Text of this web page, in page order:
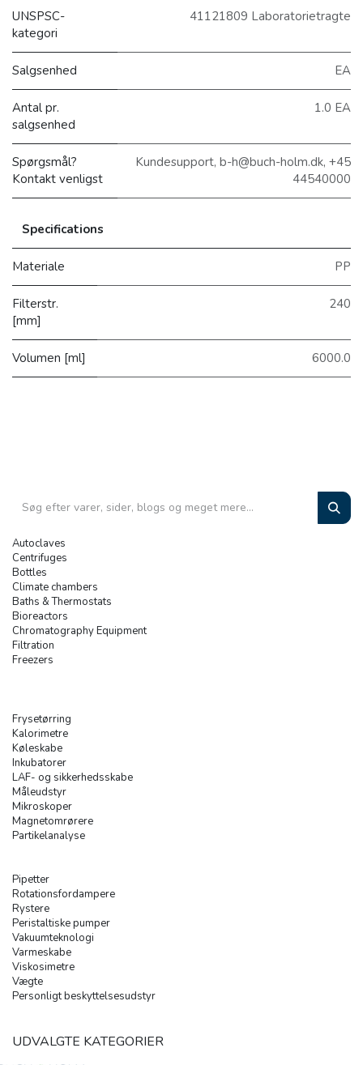
UNSPSC-
kategori
41121809 Laboratorietragte
Salgsenhed EA
Antal pr.
salgsenhed
1.0 EA
Spørgsmål?
Kontakt venligst
Kundesupport, b-h@buch-holm.dk, +45
44540000
Specifications
Materiale PP
Filterstr.
[mm]
240
Volumen [ml] 6000.0
Autoclaves
Centrifuges
Bottles
Climate chambers
Baths & Thermostats
Bioreactors
Chromatography Equipment
Filtration
Freezers
Frysetørring
Kalorimetre
Køleskabe
Inkubatorer
LAF- og sikkerhedsskabe
Måleudstyr
Mikroskoper
Magnetomrørere
Partikelanalyse
Pipetter
Rotationsfordampere
Rystere
Peristaltiske pumper
Vakuumteknologi
Varmeskabe
Viskosimetre
Vægte
Personligt beskyttelsesudstyr
UDVALGTE KATEGORIER